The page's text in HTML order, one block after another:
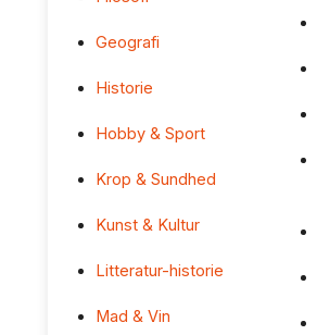
Geografi
Historie
Hobby & Sport
Krop & Sundhed
Kunst & Kultur
Litteratur-historie
Mad & Vin